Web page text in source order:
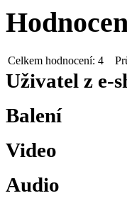
Celkem hodnocení: 4
Uživatel z e-
Balení
Video
Audio